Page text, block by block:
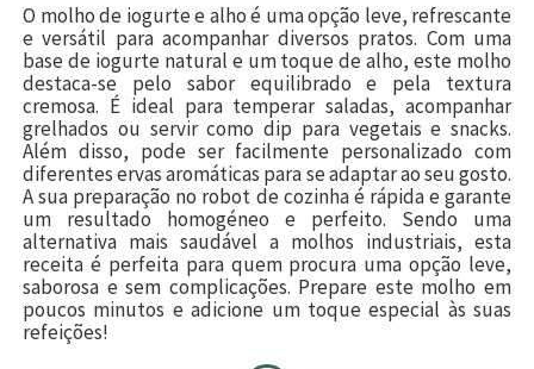
O molho de iogurte e alho é uma opção leve, refrescante
e versátil para acompanhar diversos pratos. Com uma
base de iogurte natural e um toque de alho, este molho
destaca-se pelo sabor equilibrado e pela textura
cremosa. É ideal para temperar saladas, acompanhar
grelhados ou servir como dip para vegetais e snacks.
Além disso, pode ser facilmente personalizado com
diferentes ervas aromáticas para se adaptar ao seu gosto.
A sua preparação no robot de cozinha é rápida e garante
um resultado homogéneo e perfeito. Sendo uma
alternativa mais saudável a molhos industriais, esta
receita é perfeita para quem procura uma opção leve,
saborosa e sem complicações. Prepare este molho em
poucos minutos e adicione um toque especial às suas
refeições!